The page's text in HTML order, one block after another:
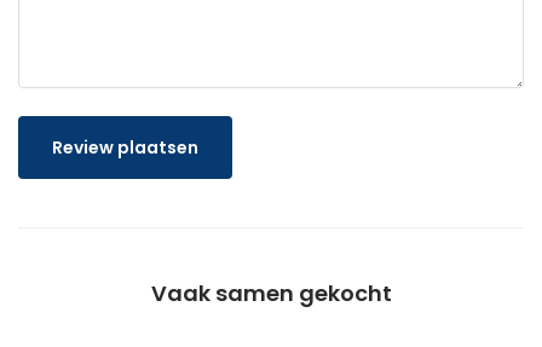
Review plaatsen
Vaak samen gekocht